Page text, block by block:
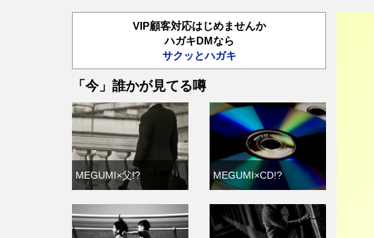
VIP顧客対応はじめませんか
ハガキDMなら
サクッとハガキ
「今」誰かが見てる噂
MEGUMI×父!? MEGUMI×CD!?